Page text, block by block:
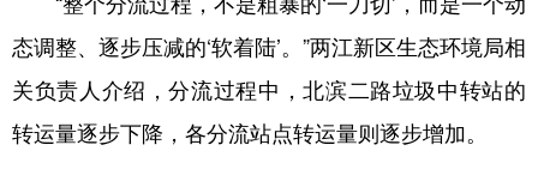
态调整、逐步压减的‘软着陆’。”两江新区生态环境局相
关负责人介绍，分流过程中，北滨二路垃圾中转站的
转运量逐步下降，各分流站点转运量则逐步增加。